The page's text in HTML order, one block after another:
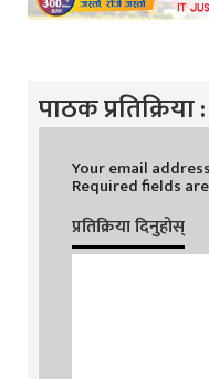
पाठक प्रतिक्रिया :
Your email
Required fields
प्रतिक्रिया दिनुहोस्